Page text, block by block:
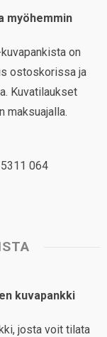
myöhemmin
on
ostoskorissa ja
Kuvatilaukset
maksuajalla.
064
kuvapankki
josta voit tilata